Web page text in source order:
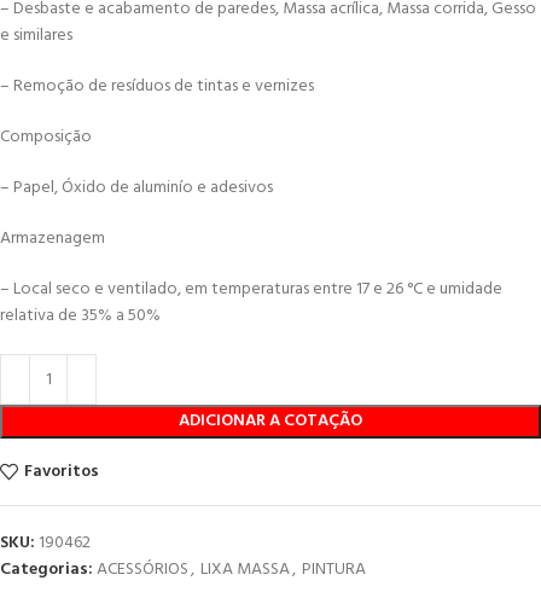
– Desbaste e acabamento de paredes, Massa acrílica, Massa corrida, Gesso
e similares
– Remoção de resíduos de tintas e vernizes
Composição
– Papel, Óxido de aluminío e adesivos
Armazenagem
– Local seco e ventilado, em temperaturas entre 17 e 26 °C e umidade
relativa de 35% a 50%
ADICIONAR A COTAÇÃO
Favoritos
SKU: 190462
Categorias:ACESSÓRIOS, LIXA MASSA, PINTURA